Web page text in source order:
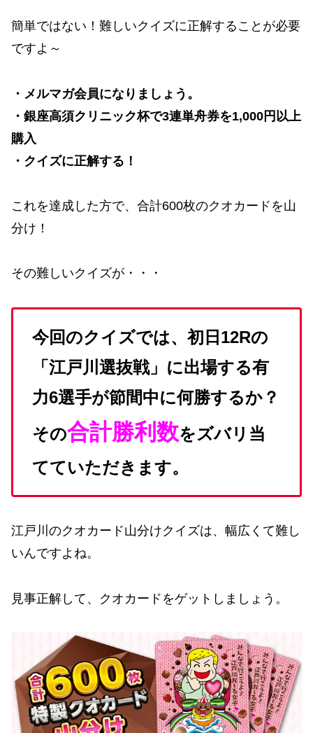
簡単ではない！難しいクイズに正解することが必要
ですよ～
・メルマガ会員になりましょう。
・銀座高須クリニック杯で3連単舟券を1,000円以上
購入
・クイズに正解する！
これを達成した方で、合計600枚のクオカードを山
分け！
その難しいクイズが・・・
今回のクイズでは、初日12Rの
「江戸川選抜戦」に出場する有
力6選手が節間中に何勝するか？
その合計勝利数をズバリ当
てていただきます。
江戸川のクオカード山分けクイズは、幅広くて難し
いんですよね。
見事正解して、クオカードをゲットしましょう。